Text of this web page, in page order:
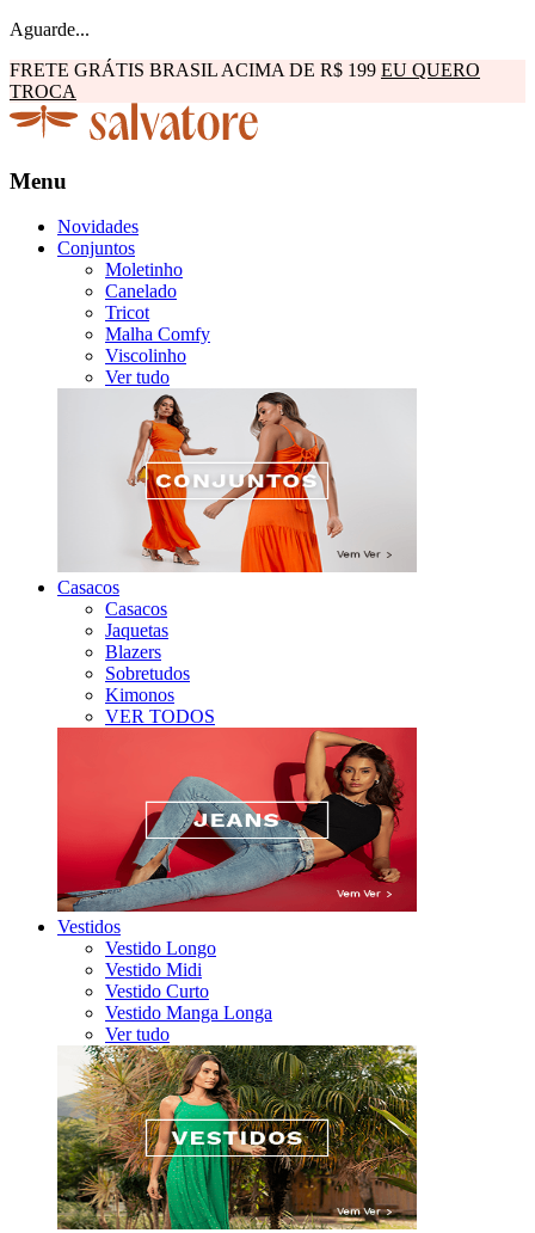
Aguarde...
FRETE GRÁTIS BRASIL ACIMA DE R$ 199 EU QUERO
TROCA
Menu
Novidades
Conjuntos
Moletinho
Canelado
Tricot
Malha Comfy
Viscolinho
Ver tudo
Casacos
Casacos
Jaquetas
Blazers
Sobretudos
Kimonos
VER TODOS
Vestidos
Vestido Longo
Vestido Midi
Vestido Curto
Vestido Manga Longa
Ver tudo